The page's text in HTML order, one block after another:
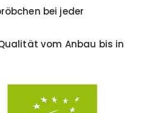
bei jeder
vom Anbau bis in